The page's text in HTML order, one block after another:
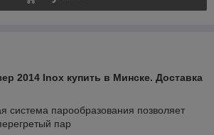
2014 Inox купить в Минске. Доставка
система парообразования позволяет
пар